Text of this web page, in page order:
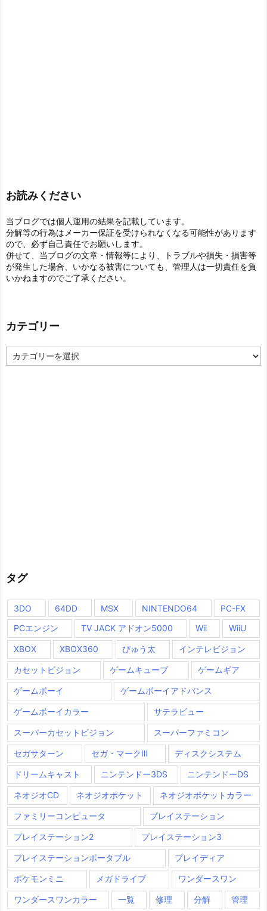
お読みください
当ブログでは個人運用の結果を記載しています。
分解等の行為はメーカー保証を受けられなくなる可能性があります
ので、必ず自己責任でお願いします。
併せて、当ブログの文章・情報等により、トラブルや損失・損害等
が発生した場合、いかなる被害についても、管理人は一切責任を負
いかねますのでご了承ください。
カテゴリー
テ
タグ
3DO 64DD MSX NINTENDO64
PC-FX
PCエンジン
TV JACK アドオン5000 Wii WiiU
XBOX XBOX360 ぴゅう太 インテレビジョン
カセットビジョン ゲームキューブ ゲームギア
ゲームボーイ ゲームボーイアドバンス
ゲームボーイカラー サテラビュー
スーパーカセットビジョン スーパーファミコン
セガサターン セガ・マークⅢ ディスクシステム
ドリームキャスト ニンテンドー3DS ニンテンドーDS
ネオジオCD ネオジオポケット ネオジオポケットカラー
ファミリーコンピュータ プレイステーション
プレイステーション2 プレイステーション3
プレイステーションポータブル プレイディア
ポケモンミニ メガドライブ ワンダースワン
ワンダースワンカラー 一覧 修理 分解 管理